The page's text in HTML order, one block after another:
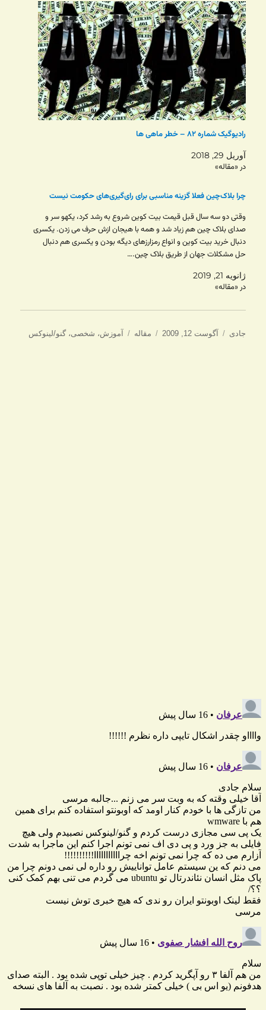
رادیوگیک شماره ۸۲ – خطر ماهی ها
آوریل 29, 2018
در «مقاله»
چرا بلاک‌چین فعلا گزینه‌ مناسبی برای رای‌گیری‌های حکومت‌ نیست
وقتی دو سه سال قبل قیمت بیت کوین شروع به رشد کرد، یکهو سر و
صدای بلاک چین هم زیاد شد و همه با هیجان ازش حرف می زدن. یکسری
دنبال خرید بیت کوین و انواع رمزارزهای دیگه بودن و یکسری هم دنبال
حل مشکلات جهان از طریق بلاک چین.…
ژانویه 21, 2019
در «مقاله»
نویسنده
جادی
ارسال
آگوست 12, 2009 دسته‌ها
مقاله برچسب‌ها
آموزش، شخصی،گنو/لینوکس